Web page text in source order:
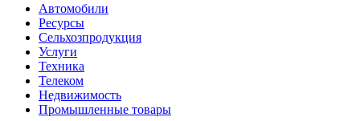
Автомобили
Ресурсы
Сельхозпродукция
Услуги
Техника
Телеком
Недвижимость
Промышленные товары